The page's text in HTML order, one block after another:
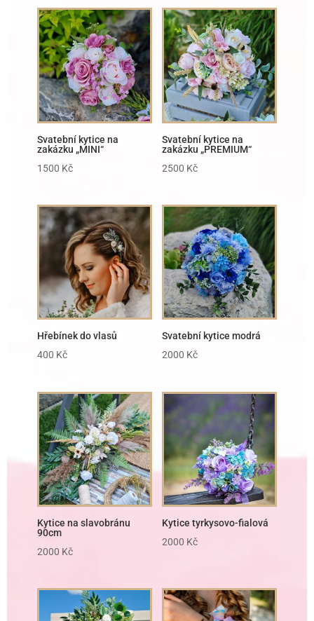
Svatební kytice na
zakázku „MINI“
1500 Kč
Svatební kytice na
zakázku „PREMIUM“
2500 Kč
Hřebínek do vlasů
400 Kč
Svatební kytice modrá
2000 Kč
Kytice na slavobránu
90cm
2000 Kč
Kytice tyrkysovo-fialová
2000 Kč